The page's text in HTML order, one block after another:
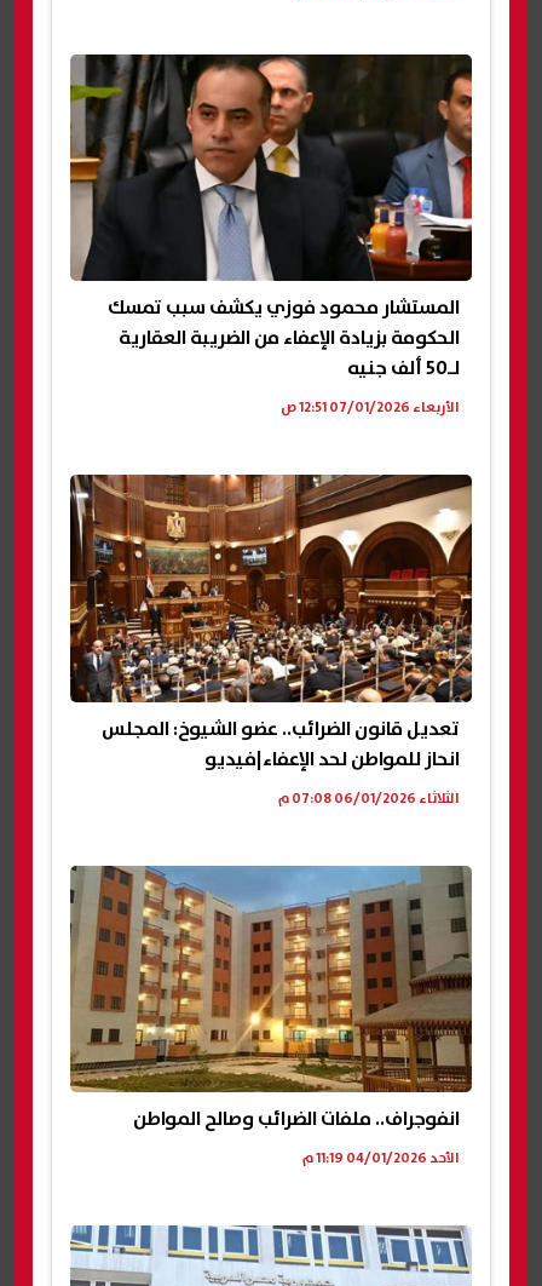
المستشار محمود فوزي يكشف سبب تمسك
الحكومة بزيادة الإعفاء من الضريبة العقارية
لـ50 ألف جنيه
الأربعاء 07/01/2026 12:51 ص
تعديل قانون الضرائب.. عضو الشيوخ: المجلس
انحاز للمواطن لحد الإعفاء|فيديو
الثلاثاء 06/01/2026 07:08 م
انفوجراف.. ملفات الضرائب وصالح المواطن
الأحد 04/01/2026 11:19 م